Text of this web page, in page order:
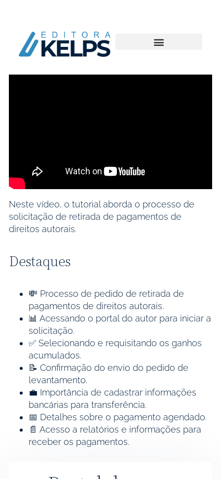
Neste vídeo, o tutorial aborda o processo de
solicitação de retirada de pagamentos de
direitos autorais.
Destaques
💸 Processo de pedido de retirada de
pagamentos de direitos autorais.
📊 Acessando o portal do autor para iniciar a
solicitação.
✅ Selecionando e requisitando os ganhos
acumulados.
📝 Confirmação do envio do pedido de
levantamento.
💼 Importância de cadastrar informações
bancárias para transferência.
📅 Detalhes sobre o pagamento agendado.
📄 Acesso a relatórios e informações para
receber os pagamentos.